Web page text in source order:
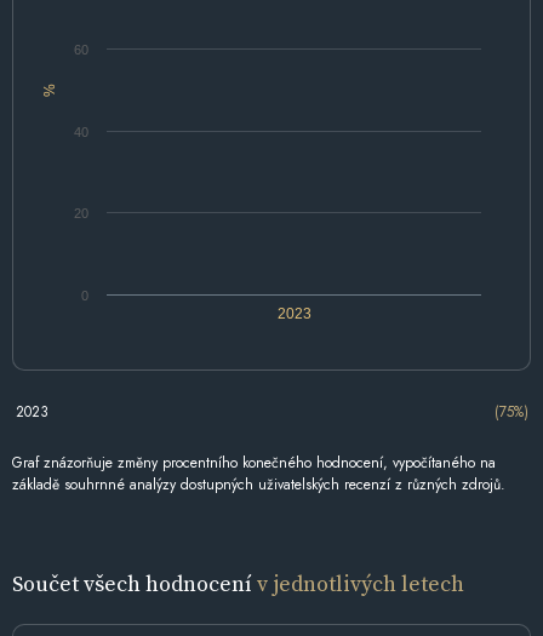
%
2023
0
20
40
60
2023 (75%)
Graf znázorňuje změny procentního konečného hodnocení, vypočítaného na
základě souhrnné analýzy dostupných uživatelských recenzí z různých zdrojů.
Součet všech hodnocenív jednotlivých letech